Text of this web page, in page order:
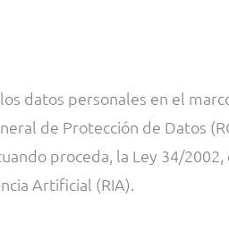
datos personales en el
de Protección de Datos
proceda, la Ley 34/
Artificial (RIA).